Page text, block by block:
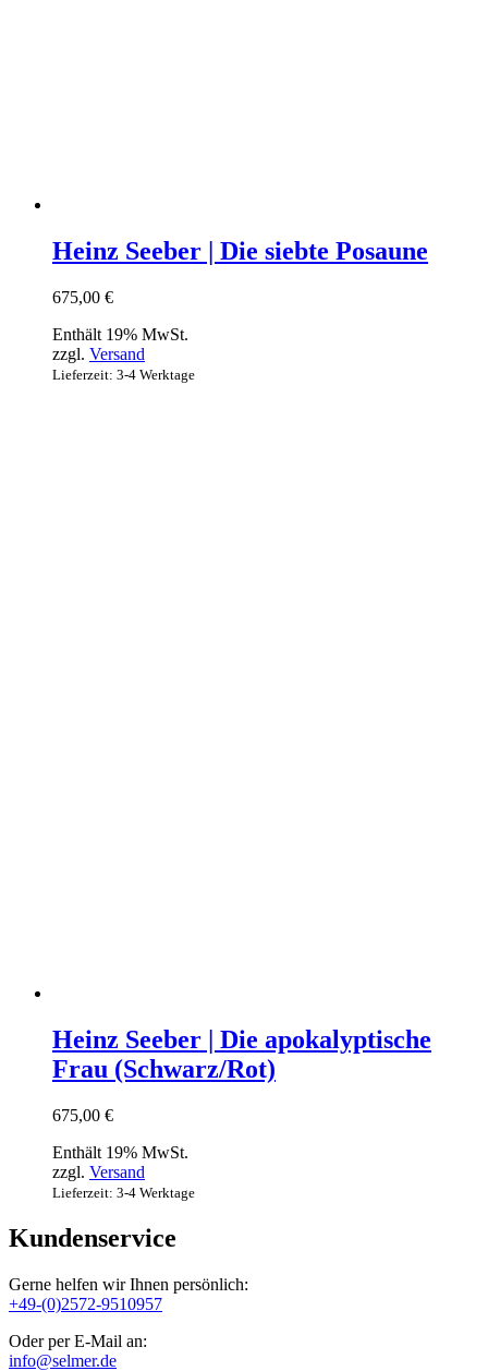
Heinz Seeber | Die siebte Posaune
675,00 €
Enthält 19% MwSt.
zzgl. Versand
Lieferzeit: 3-4 Werktage
Heinz Seeber | Die apokalyptische
Frau (Schwarz/Rot)
675,00 €
Enthält 19% MwSt.
zzgl. Versand
Lieferzeit: 3-4 Werktage
Kundenservice
Gerne helfen wir Ihnen persönlich:
+49-(0)2572-9510957
Oder per E-Mail an:
info@selmer.de